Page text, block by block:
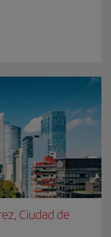
Ciudad de